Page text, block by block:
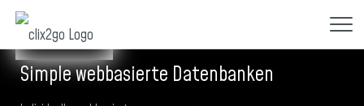
Simple webbasierte Datenbanken